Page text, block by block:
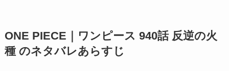
ONE PIECE｜ワンピース 940話 反逆の火
種 のネタバレあらすじ